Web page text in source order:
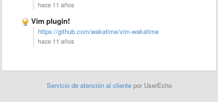
hace 11 años
Vim plugin!
https://github.com/wakatime/vim-wakatime
hace 11 años
Servicio de atención al cliente por UserEcho